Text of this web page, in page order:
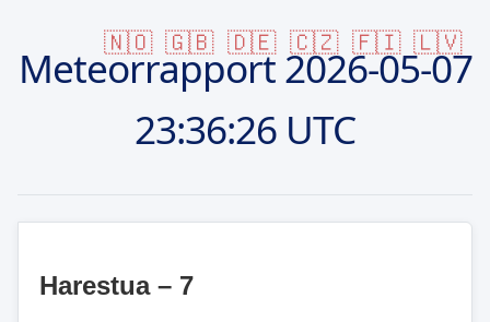
🇳🇴 🇬🇧 🇩🇪 🇨🇿 🇫🇮 🇱🇻
Meteorrapport2026-05-07
23:36:26 UTC
Harestua – 7